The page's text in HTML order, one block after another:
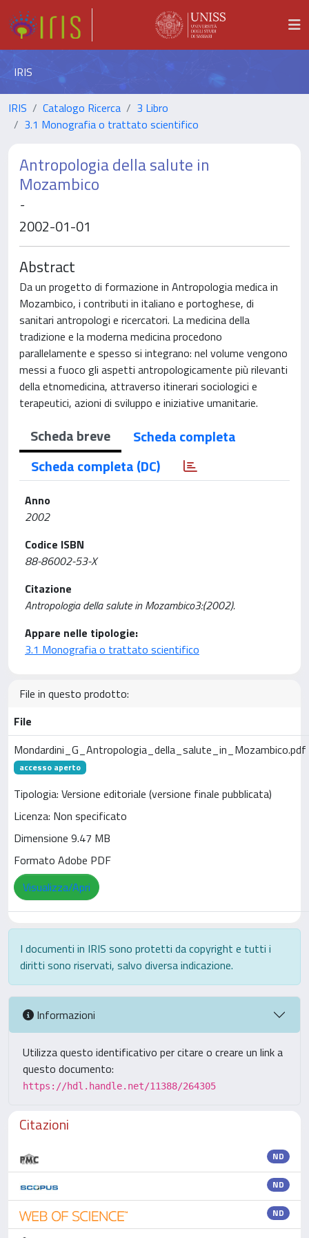
IRIS
IRIS Catalogo Ricerca
3 Libro
3.1 Monografia o trattato scientifico
Antropologia della salute in
Mozambico
-
2002-01-01
Abstract
Da un progetto di formazione in Antropologia medica in
Mozambico, i contributi in italiano e portoghese, di
sanitari antropologi e ricercatori. La medicina della
tradizione e la moderna medicina procedono
parallelamente e spesso si integrano: nel volume vengono
messi a fuoco gli aspetti antropologicamente più rilevanti
della etnomedicina, attraverso itinerari sociologici e
terapeutici, azioni di sviluppo e iniziative umanitarie.
Scheda breve
Scheda completa
Scheda completa (DC)
Anno
2002
Codice ISBN
88-86002-53-X
Citazione
Antropologia della salute in Mozambico3:(2002).
Appare nelle tipologie:
3.1 Monografia o trattato scientifico
File in questo prodotto:
File
Mondardini_G_Antropologia_della_salute_in_Mozambico.pdf
accesso aperto
Tipologia: Versione editoriale (versione finale pubblicata)
Licenza: Non specificato
Dimensione 9.47 MB
Formato Adobe PDF
Visualizza/Apri
I documenti in IRIS sono protetti da copyright e tutti i
diritti sono riservati, salvo diversa indicazione.
Informazioni
Utilizza questo identificativo per citare o creare un link a
questo documento:
https://hdl.handle.net/11388/264305
Citazioni
ND
ND
ND